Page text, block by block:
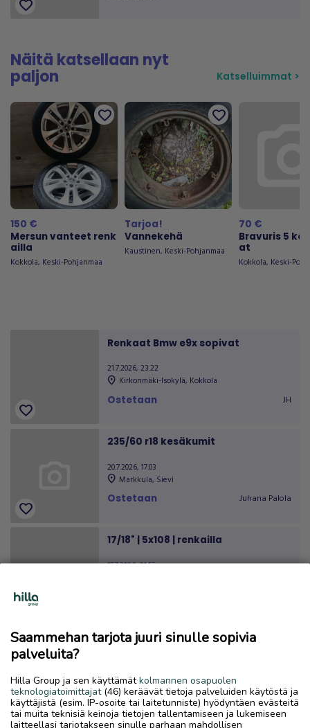
favorite
Näitä katsellaan nyt
paljon Katselluimmat >
favorite
150 €
Mersun vanteet renk
ailla
Kokkola, Keski-Pohjanmaa
favorite
Tarjoa!
Vannekehä
Kaustinen, Keski-Pohjanmaa
70 €
Bravuris 5
at
Kokkola, Keski-
favorite
Renkaat Bmw e9x sopivat
21.7.2026, 23.22
location_on Kirkonmäki-Isokylä, Kokkola
Ostetaan JH
favorite
235/60 r18 kesäkumit
20.7.2026, 17.03
location_on Markkula, Sievi
Ostetaan Juhana Palola
favorite
17/18" | 5x108 | renkailla
17.7.2026, 21.52
favorite
Alumiinivanteet
location_onKokkola Keskus,Kokkola
Ostetaan ALFFI
Saammehan tarjota juuri sinulle sopivia
palveluita?
Hilla Group ja sen käyttämätkolmannen osapuolen
teknologiatoimittajat(46) keräävät tietoja palveluiden käytöstä ja
käyttäjistä (esim. IP-osoite tai laitetunniste) hyödyntäen evästeitä
tai muita teknisiä keinoja tietojen tallentamiseen ja lukemiseen
laitteellasi tarjotakseen sinulle parhaan mahdollisen